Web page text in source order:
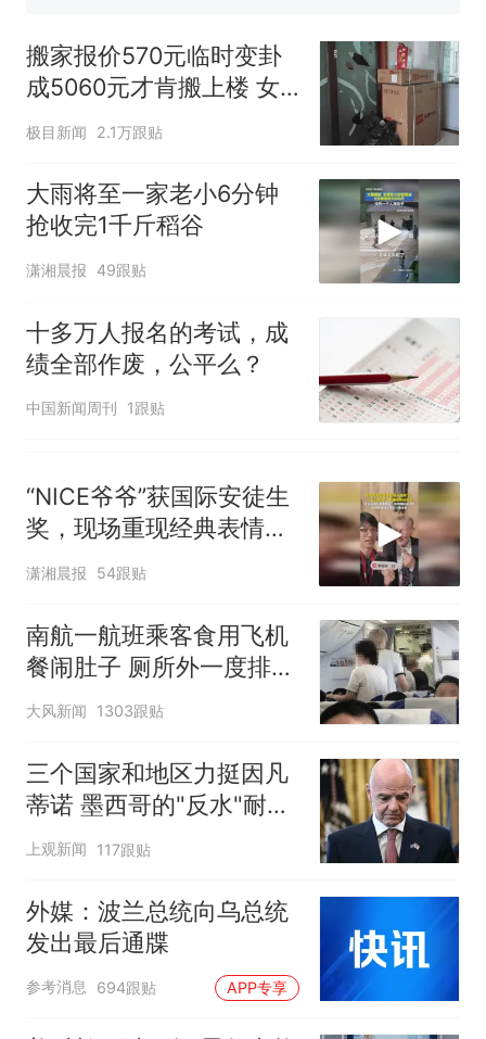
因老师一句“跟我回家”改写了
人生
搬家报价570元临时变卦
成5060元才肯搬上楼 女
子傻眼
极目新闻 2.1万跟贴
大雨将至一家老小6分钟
抢收完1千斤稻谷
潇湘晨报 49跟贴
十多万人报名的考试，成
绩全部作废，公平么？
中国新闻周刊 1跟贴
“NICE爷爷”获国际安徒生
奖，现场重现经典表情
包，向中国粉丝问好
潇湘晨报 54跟贴
南航一航班乘客食用飞机
餐闹肚子 厕所外一度排长
队
大风新闻 1303跟贴
三个国家和地区力挺因凡
蒂诺 墨西哥的"反水"耐人
寻味
上观新闻 117跟贴
外媒：波兰总统向乌总统
发出最后通牒
参考消息 694跟贴 APP专享